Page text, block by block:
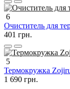
6
Очиститель для
401 грн.
5
Термокружка
1 690 грн.